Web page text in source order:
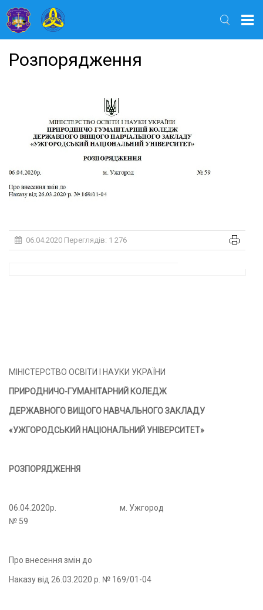
Розпорядження
06.04.2020 Переглядів: 1 276
МІНІСТЕРСТВО ОСВІТИ І НАУКИ УКРАЇНИ
ПРИРОДНИЧО-ГУМАНІТАРНИЙ КОЛЕДЖ
ДЕРЖАВНОГО ВИЩОГО НАВЧАЛЬНОГО ЗАКЛАДУ
«УЖГОРОДСЬКИЙ НАЦІОНАЛЬНИЙ УНІВЕРСИТЕТ»
РОЗПОРЯДЖЕННЯ
06.04.2020р.
м. Ужгород
№ 59
Про внесення змін до
Наказу від 26.03.2020 р. № 169/01-04